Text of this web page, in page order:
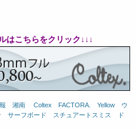
はこちらをクリック↓↓↓
湘南 Coltex FACTORA. Yellow
ウ
サーフボード スチュアートスミス
ド